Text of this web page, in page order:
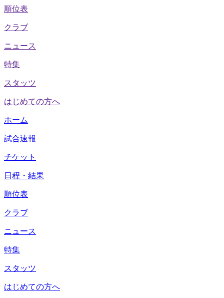
順位表
クラブ
ニュース
特集
スタッツ
はじめての方へ
ホーム
試合速報
チケット
日程・結果
順位表
クラブ
ニュース
特集
スタッツ
はじめての方へ